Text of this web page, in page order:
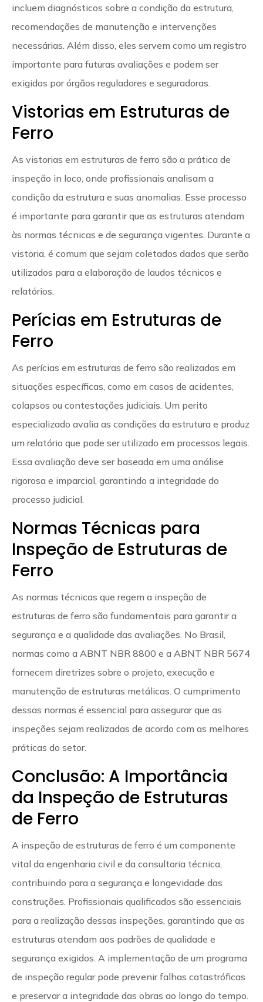
incluem diagnósticos sobre a condição da estrutura,
recomendações de manutenção e intervenções
necessárias. Além disso, eles servem como um registro
importante para futuras avaliações e podem ser
exigidos por órgãos reguladores e seguradoras.
Vistorias em Estruturas de
Ferro
As vistorias em estruturas de ferro são a prática de
inspeção in loco, onde profissionais analisam a
condição da estrutura e suas anomalias. Esse processo
é importante para garantir que as estruturas atendam
às normas técnicas e de segurança vigentes. Durante a
vistoria, é comum que sejam coletados dados que serão
utilizados para a elaboração de laudos técnicos e
relatórios.
Perícias em Estruturas de
Ferro
As perícias em estruturas de ferro são realizadas em
situações específicas, como em casos de acidentes,
colapsos ou contestações judiciais. Um perito
especializado avalia as condições da estrutura e produz
um relatório que pode ser utilizado em processos legais.
Essa avaliação deve ser baseada em uma análise
rigorosa e imparcial, garantindo a integridade do
processo judicial.
Normas Técnicas para
Inspeção de Estruturas de
Ferro
As normas técnicas que regem a inspeção de
estruturas de ferro são fundamentais para garantir a
segurança e a qualidade das avaliações. No Brasil,
normas como a ABNT NBR 8800 e a ABNT NBR 5674
fornecem diretrizes sobre o projeto, execução e
manutenção de estruturas metálicas. O cumprimento
dessas normas é essencial para assegurar que as
inspeções sejam realizadas de acordo com as melhores
práticas do setor.
Conclusão: A Importância
da Inspeção de Estruturas
de Ferro
A inspeção de estruturas de ferro é um componente
vital da engenharia civil e da consultoria técnica,
contribuindo para a segurança e longevidade das
construções. Profissionais qualificados são essenciais
para a realização dessas inspeções, garantindo que as
estruturas atendam aos padrões de qualidade e
segurança exigidos. A implementação de um programa
de inspeção regular pode prevenir falhas catastróficas
e preservar a integridade das obras ao longo do tempo.